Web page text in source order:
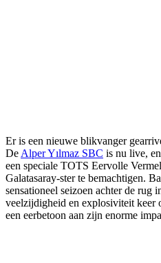
Er is een nieuwe blikvanger
De Alper Yılmaz SBC is nu live,
een speciale TOTS Eervolle
Galatasaray-ster te bemachtigen.
sensationeel seizoen achter de
veelzijdigheid en explosiviteit keer
een eerbetoon aan zijn enorme